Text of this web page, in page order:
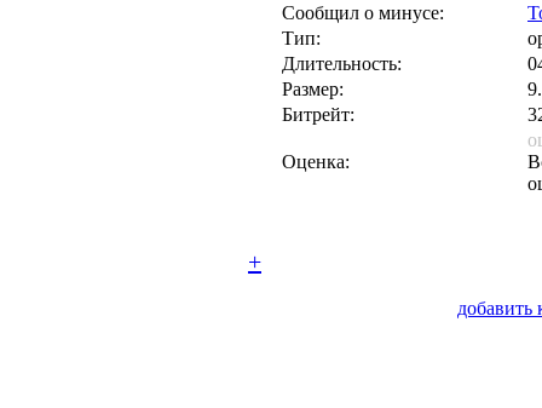
Сообщил о минусе:
Тип:
Длительность:
Размер:
Битрейт:
Оценка:
+
добавить